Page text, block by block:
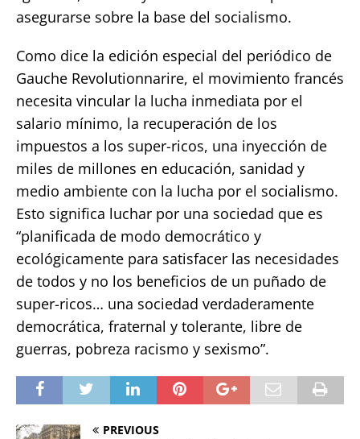
asegurarse sobre la base del socialismo.
Como dice la edición especial del periódico de
Gauche Revolutionnarire, el movimiento francés
necesita vincular la lucha inmediata por el
salario mínimo, la recuperación de los
impuestos a los super-ricos, una inyección de
miles de millones en educación, sanidad y
medio ambiente con la lucha por el socialismo.
Esto significa luchar por una sociedad que es
“planificada de modo democrático y
ecológicamente para satisfacer las necesidades
de todos y no los beneficios de un puñado de
super-ricos… una sociedad verdaderamente
democrática, fraternal y tolerante, libre de
guerras, pobreza racismo y sexismo”.
PREVIOUS